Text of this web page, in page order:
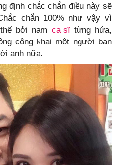
định chắc chắn điều này sẽ
chắn 100% như vậy vì
bởi nam ca sĩtừng hứa,
công khai một người bạn
anh nữa.